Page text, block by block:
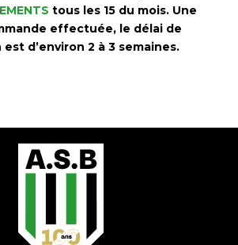
tous les 15 du mois. Une
effectuée, le délai de
d’environ 2 à 3 semaines.